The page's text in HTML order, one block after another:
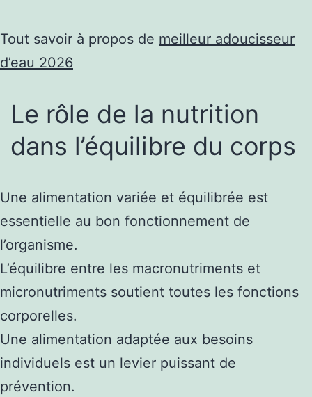
Tout savoir à propos de meilleur adoucisseur
d’eau 2026
Le rôle de la nutrition
dans l’équilibre du corps
Une alimentation variée et équilibrée est
essentielle au bon fonctionnement de
l’organisme.
L’équilibre entre les macronutriments et
micronutriments soutient toutes les fonctions
corporelles.
Une alimentation adaptée aux besoins
individuels est un levier puissant de
prévention.